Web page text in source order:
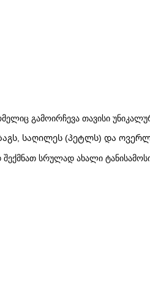
გამოირჩევა თავისი
საღილეს (პეტლს) და
სრულად ახალი